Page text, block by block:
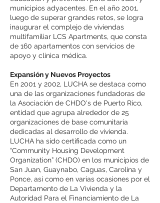
municipios adyacentes. En el año 2001,
luego de superar grandes retos, se logra
inaugurar el complejo de viviendas
multifamiliar LCS Apartments, que consta
de 160 apartamentos con servicios de
apoyo y clínica médica.
Expansión y Nuevos Proyectos
En 2001 y 2002, LUCHA se destaca como
una de las organizaciones fundadoras de
la Asociación de CHDO's de Puerto Rico,
entidad que agrupa alrededor de 25
organizaciones de base comunitaria
dedicadas al desarrollo de vivienda.
LUCHA ha sido certificada como un
“Community Housing Development
Organization” (CHDO) en los municipios de
San Juan, Guaynabo, Caguas, Carolina y
Ponce, así como en varias ocasiones por el
Departamento de La Vivienda y la
Autoridad Para el Financiamiento de La